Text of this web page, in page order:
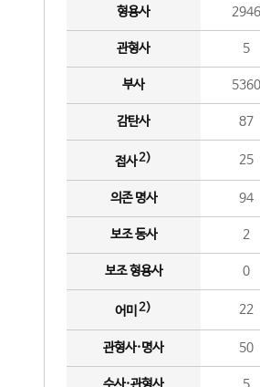
형용사 2946
관형사 5
부사 5360
감탄사 87
접사2) 25
의존 명사 94
보조 동사 2
보조 형용사 0
어미 2) 22
관형사·명사 50
수사·관형사 5